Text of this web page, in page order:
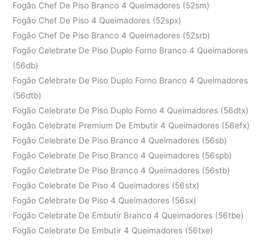
Fogão Chef De Piso Branco 4 Queimadores (52sm)
Fogão Chef De Piso 4 Queimadores (52spx)
Fogão Chef De Piso Branco 4 Queimadores (52srb)
Fogão Celebrate De Piso Duplo Forno Branco 4 Queimadores
(56db)
Fogão Celebrate De Piso Duplo Forno Branco 4 Queimadores
(56dtb)
Fogão Celebrate De Piso Duplo Forno 4 Queimadores (56dtx)
Fogão Celebrate Premium De Embutir 4 Queimadores (56efx)
Fogão Celebrate De Piso Branco 4 Queimadores (56sb)
Fogão Celebrate De Piso Branco 4 Queimadores (56spb)
Fogão Celebrate De Piso Branco 4 Queimadores (56stb)
Fogão Celebrate De Piso 4 Queimadores (56stx)
Fogão Celebrate De Piso 4 Queimadores (56sx)
Fogão Celebrate De Embutir Branco 4 Queimadores (56tbe)
Fogão Celebrate De Embutir 4 Queimadores (56txe)